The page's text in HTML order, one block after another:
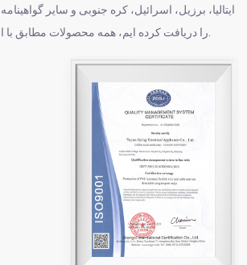
را دریافت کرده ایم، همه محصولات مطابق با استانداردها هستند.